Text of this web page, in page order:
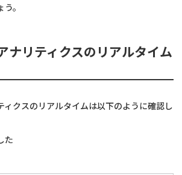
。
ナリティクスのリアルタイム
ィクスのリアルタイムは以下のように確認し
た